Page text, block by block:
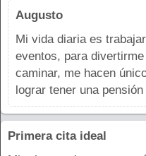
Augusto
Mi vida diaria es
eventos, para
caminar, me hacen
lograr tener una pensión
Primera cita ideal